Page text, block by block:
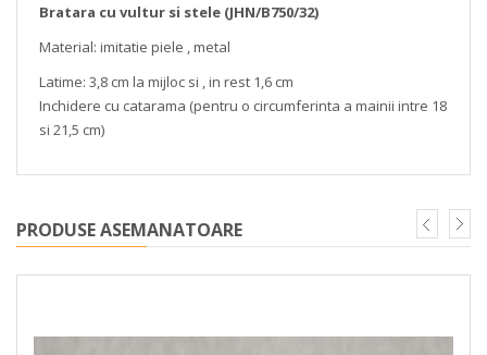
Bratara cu vultur si stele (JHN/B750/32)
Material: imitatie piele , metal
Latime: 3,8 cm la mijloc si , in rest 1,6 cm
Inchidere cu catarama (pentru o circumferinta a mainii intre 18
si 21,5 cm)
PRODUSE ASEMANATOARE